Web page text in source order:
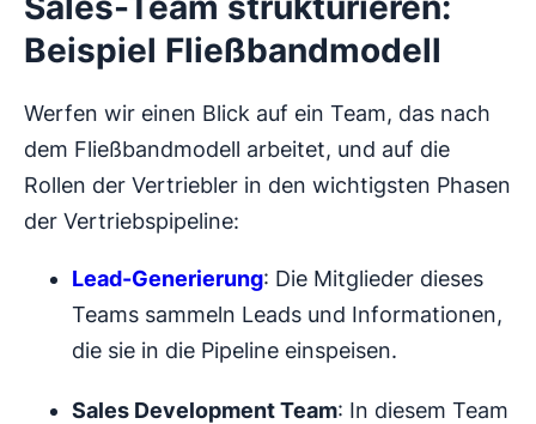
Beispiel Fließbandmodell
Werfen wir einen Blick auf ein Team, das nach
dem Fließbandmodell arbeitet, und auf die
Rollen der Vertriebler in den wichtigsten Phasen
der Vertriebspipeline:
Lead-Generierung: Die Mitglieder dieses
Teams sammeln Leads und Informationen,
die sie in die Pipeline einspeisen.
Sales Development Team: In diesem Team